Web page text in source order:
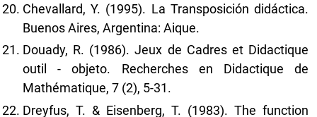
Chevallard, Y. (1995). La Transposición didáctica.
Buenos Aires, Argentina: Aique.
Douady, R. (1986). Jeux de Cadres et Didactique
outil - objeto. Recherches en Didactique de
Mathématique, 7 (2), 5-31.
Dreyfus, T. & Eisenberg, T. (1983). The function